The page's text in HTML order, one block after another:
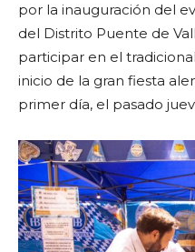
por la inauguración del
del Distrito Puente de
participar en el
inicio de la gran fiesta
primer día, el pasado